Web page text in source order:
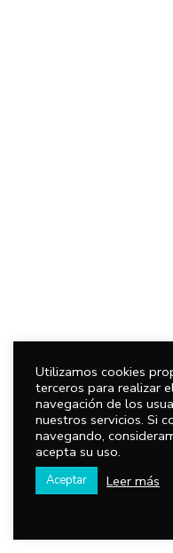
Utilizamos cookies
terceros para realizar
navegación de los
nuestros servicios. Si
navegando,
acepta su uso.
Aceptar Leer más